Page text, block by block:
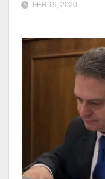
FEB 19, 2020